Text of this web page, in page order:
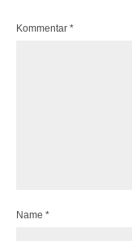
Kommentar *
Name *